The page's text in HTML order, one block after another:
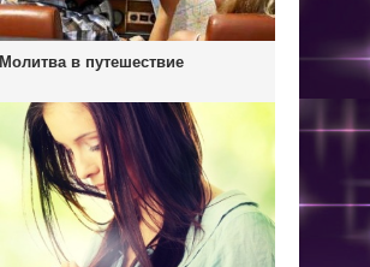
Молитва в путешествие